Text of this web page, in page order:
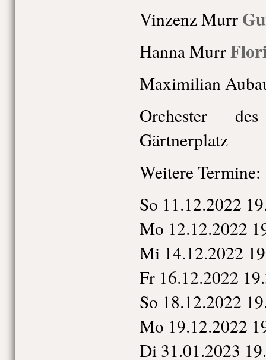
Vinzenz Murr
Hanna Murr
Maximilian
Orchester
Gärtnerplatz
Weitere Termine:
So 11.12.2022
Mo 12.12.2022
Mi 14.12.2022
Fr 16.12.2022
So 18.12.2022
Mo 19.12.2022
Di 31.01.2023